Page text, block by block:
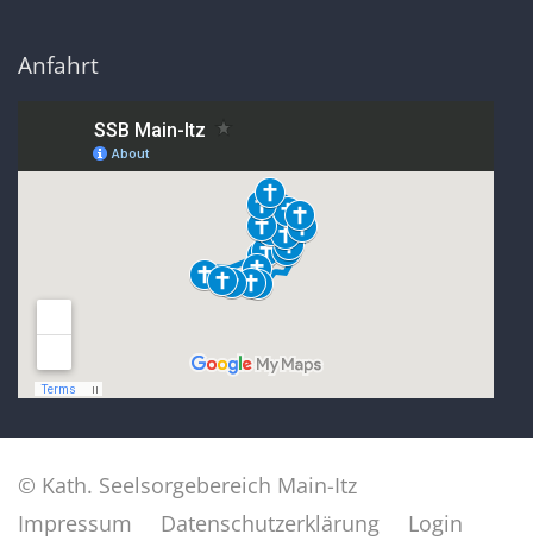
Anfahrt
© Kath. Seelsorgebereich Main-Itz
Impressum
Datenschutzerklärung Login